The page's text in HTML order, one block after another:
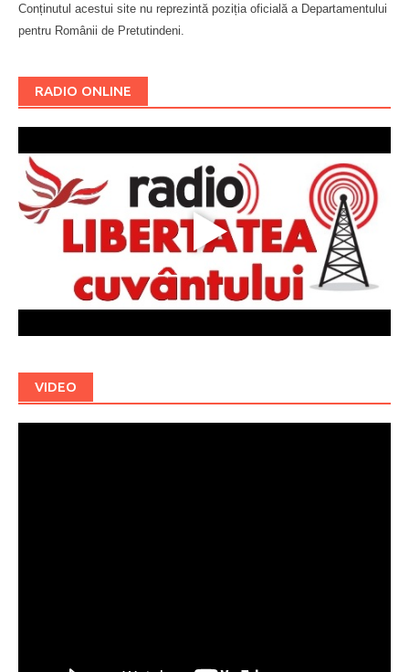
Conținutul acestui site nu reprezintă poziția oficială a Departamentului
pentru Românii de Pretutindeni.
RADIO ONLINE
VIDEO